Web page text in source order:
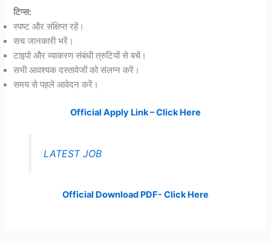
टिप्स:
स्पष्ट और संक्षिप्त रहें।
सच जानकारी भरें।
टाइपो और व्याकरण संबंधी त्रुटियों से बचें।
सभी आवश्यक दस्तावेजों को संलग्न करें।
समय से पहले आवेदन करें।
Official Apply Link – Click Here
LATEST JOB
Official Download PDF- Click Here